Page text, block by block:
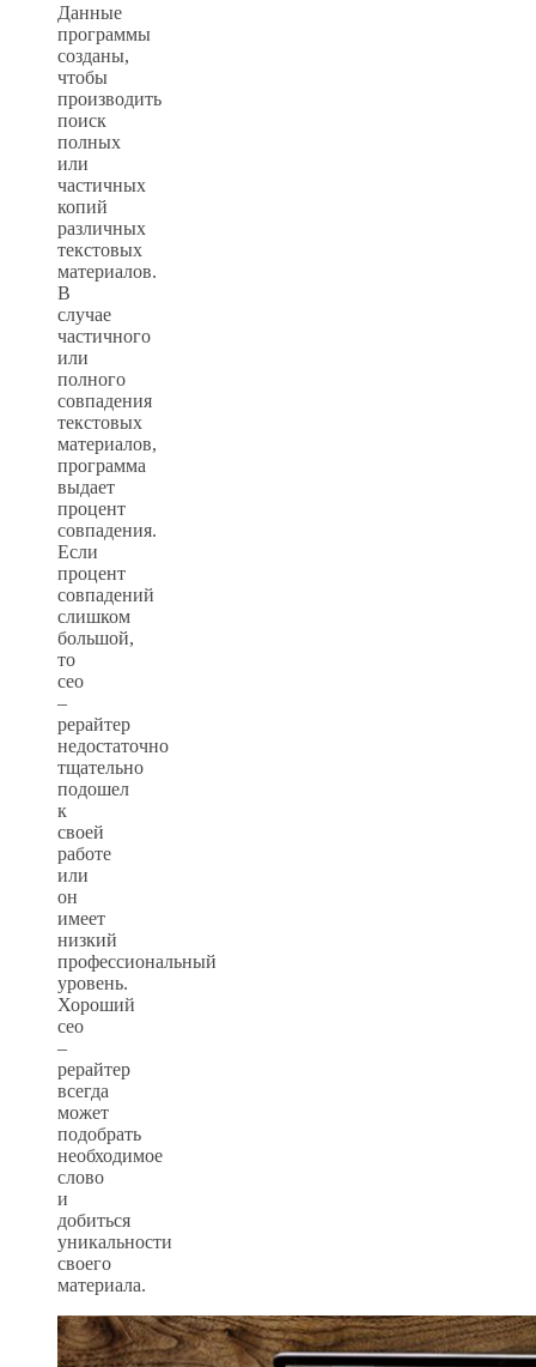
Данные
программы
созданы,
чтобы
производить
поиск
полных
или
частичных
копий
различных
текстовых
материалов.
В
случае
частичного
или
полного
совпадения
текстовых
материалов,
программа
выдает
процент
совпадения.
Если
процент
совпадений
слишком
большой,
то
сео
–
рерайтер
недостаточно
тщательно
подошел
к
своей
работе
или
он
имеет
низкий
профессиональный
уровень.
Хороший
сео
–
рерайтер
всегда
может
подобрать
необходимое
слово
и
добиться
уникальности
своего
материала.